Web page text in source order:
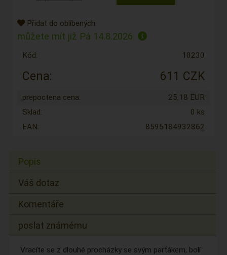
Přidat do oblíbených
můžete mít již Pá 14.8.2026
Kód: 10230
Cena: 611 CZK
prepoctena cena:
25,18 EUR
Sklad:
0 ks
EAN:
8595184932862
Popis
Váš dotaz
Komentáře
poslat známému
Vracíte se z dlouhé procházky se svým parťákem, bolí